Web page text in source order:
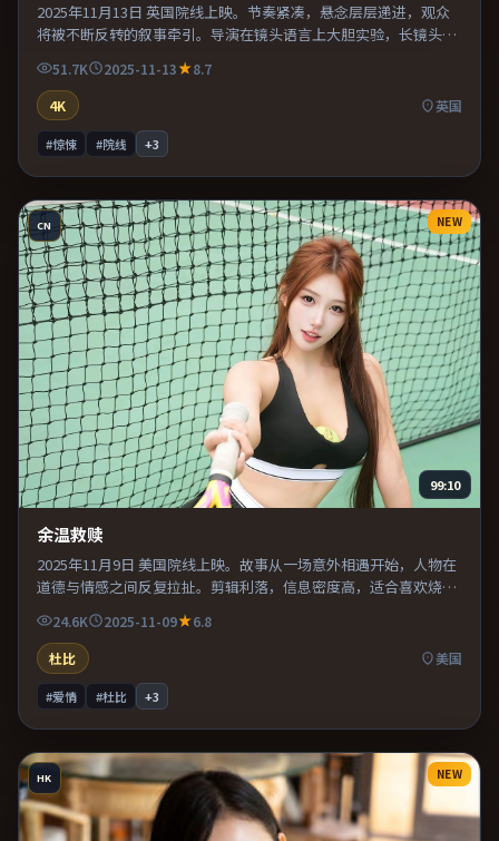
2025年11月13日 英国院线上映。节奏紧凑，悬念层层递进，观众
将被不断反转的叙事牵引。导演在镜头语言上大胆实验，长镜头与
特写交替强化压迫感。适合喜欢现实主义题材的观众，情绪后劲较
足。
51.7K 2025-11-13
8.7
4K
英国
#惊悚 #院线 +3
CN NEW
99:10
余温救赎
2025年11月9日 美国院线上映。故事从一场意外相遇开始，人物在
道德与情感之间反复拉扯。剪辑利落，信息密度高，适合喜欢烧脑
与推理的观众。推荐给偏爱群像戏与命运母题的影迷。
24.6K 2025-11-09
6.8
杜比
美国
#爱情 #杜比 +3
HK NEW